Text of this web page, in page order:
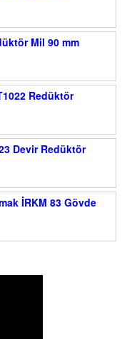
Mil 90 mm
Redüktör
Devir Redüktör
İRKM 83 Gövde